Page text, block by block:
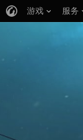
游戏 服务